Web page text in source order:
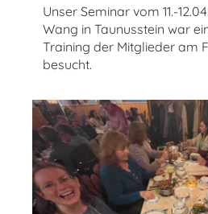
Unser Seminar vom 11.-
Wang in Taunusstein war
Training der Mitglieder am
besucht.